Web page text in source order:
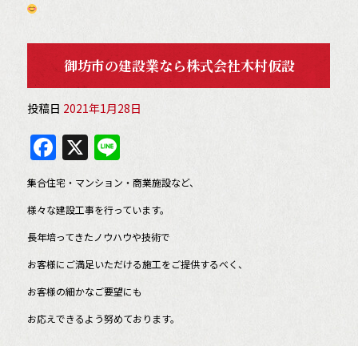
御坊市の建設業なら株式会社木村仮設
投稿日 2021年1月28日
F
a
c
e
b
o
o
k
X Li
n
e
集合住宅・マンション・商業施設など、
様々な建設工事を行っています。
長年培ってきたノウハウや技術で
お客様にご満足いただける施工をご提供するべく、
お客様の細かなご要望にも
お応えできるよう努めております。